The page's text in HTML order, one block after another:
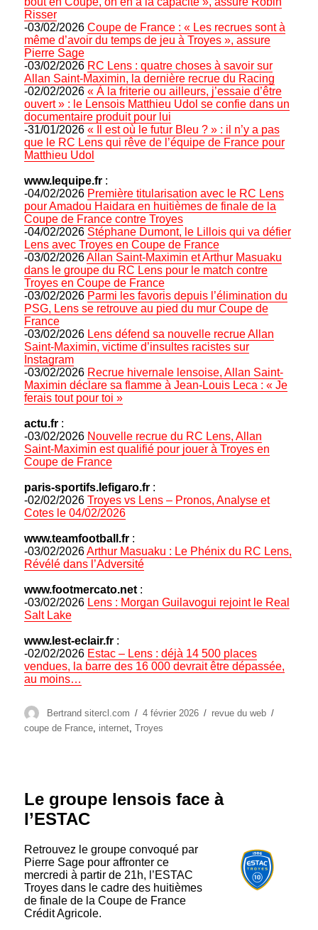
Risser
-03/02/2026Coupe de France : « Les recrues sont à
même d’avoir du temps de jeu à Troyes », assure
Pierre Sage
-03/02/2026 RC Lens : quatre choses à savoir sur
Allan Saint-Maximin, la dernière recrue du Racing
-02/02/2026« À la friterie ou ailleurs, j’essaie d’être
ouvert » : le Lensois Matthieu Udol se confie dans un
documentaire produit pour lui
-31/01/2026« Il est où le futur Bleu ? » : il n’y a pas
que le RC Lens qui rêve de l’équipe de France pour
Matthieu Udol
www.lequipe.fr :
-04/02/2026 Première titularisation avec le RC Lens
pour Amadou Haidara en huitièmes de finale de la
Coupe de France contre Troyes
-04/02/2026 Stéphane Dumont, le Lillois qui va défier
Lens avec Troyes en Coupe de France
-03/02/2026Allan Saint-Maximin et Arthur Masuaku
dans le groupe du RC Lens pour le match contre
Troyes en Coupe de France
-03/02/2026 Parmi les favoris depuis l’élimination du
PSG, Lens se retrouve au pied du mur Coupe de
France
-03/02/2026 Lens défend sa nouvelle recrue Allan
Saint-Maximin, victime d’insultes racistes sur
Instagram
-03/02/2026 Recrue hivernale lensoise, Allan Saint-
Maximin déclare sa flamme à Jean-Louis Leca : « Je
ferais tout pour toi »
actu.fr :
-03/02/2026 Nouvelle recrue du RC Lens, Allan
Saint-Maximin est qualifié pour jouer à Troyes en
Coupe de France
paris-sportifs.lefigaro.fr :
-02/02/2026Troyes vs Lens – Pronos, Analyse et
Cotes le 04/02/2026
www.teamfootball.fr :
-03/02/2026Arthur Masuaku : Le Phénix du RC Lens,
Révélé dans l’Adversité
www.footmercato.net :
-03/02/2026 Lens : Morgan Guilavogui rejoint le Real
Salt Lake
www.lest-eclair.fr :
-02/02/2026 Estac – Lens : déjà 14 500 places
vendues, la barre des 16 000 devrait être dépassée,
au moins…
Auteur
Bertrand sitercl.com
Publié
le
4 février 2026 Catégories
revue du web
coupe de France, internet,Troyes
Le groupe lensois face à
l’ESTAC
Retrouvez le groupe convoqué par
Pierre Sage pour affronter ce
mercredi à partir de 21h, l’ESTAC
Troyes dans le cadre des huitièmes
de finale de la Coupe de France
Crédit Agricole.